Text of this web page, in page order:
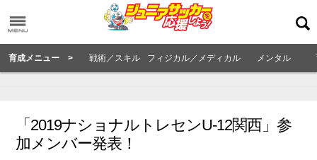
育成メニュー > 戦術／スキル フィジカル／メディカル メンタル
「2019ナショナルトレセンU-12関西」参
加メンバー発表！